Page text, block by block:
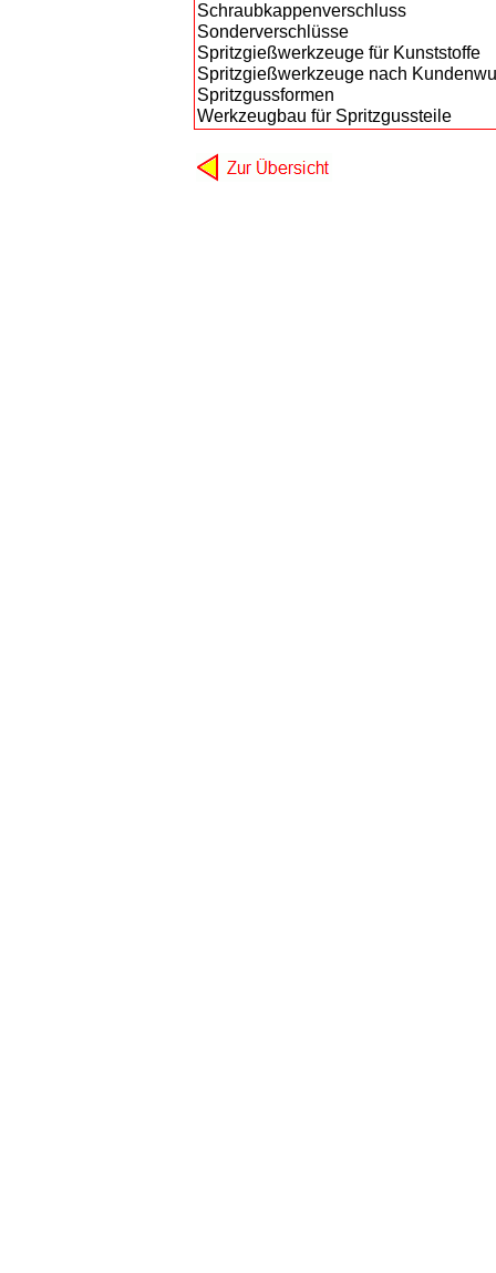
Schraubkappenverschluss
Sonderverschlüsse
Spritzgießwerkzeuge für Kunststoffe
Spritzgießwerkzeuge nach
Spritzgussformen
Werkzeugbau für Spritzgussteile